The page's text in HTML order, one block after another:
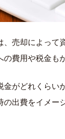
、売却によって
費用や税金も
金がどれくらい
の出費をイメー